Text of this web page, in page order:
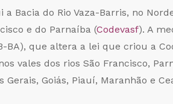
Bacia do Rio Vaza-Barris, no
e do Parnaíba (Codevasf). A
BA), que altera a lei que criou a
vales dos rios São Francisco,
Goiás, Piauí, Maranhão e